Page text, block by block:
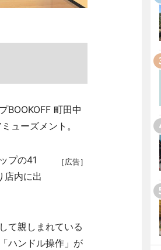
BOOKOFF 町田中
ューズメント。
［広告］
プの41
店内に出
て親しまれている
ハンドル操作」が